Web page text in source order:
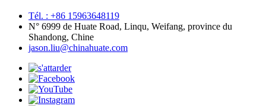
Tél. : +86 15963648119
N° 6999 de Huate Road, Linqu, Weifang, province du
Shandong, Chine
jason.liu@chinahuate.com